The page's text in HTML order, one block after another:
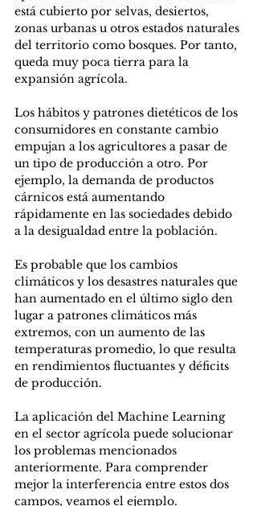
está cubierto por selvas, desiertos,
zonas urbanas u otros estados naturales
del territorio como bosques. Por tanto,
queda muy poca tierra para la
expansión agrícola.
Los hábitos y patrones dietéticos de los
consumidores en constante cambio
empujan a los agricultores a pasar de
un tipo de producción a otro. Por
ejemplo, la demanda de productos
cárnicos está aumentando
rápidamente en las sociedades debido
a la desigualdad entre la población.
Es probable que los cambios
climáticos y los desastres naturales que
han aumentado en el último siglo den
lugar a patrones climáticos más
extremos, con un aumento de las
temperaturas promedio, lo que resulta
en rendimientos fluctuantes y déficits
de producción.
La aplicación del Machine Learning
en el sector agrícola puede solucionar
los problemas mencionados
anteriormente. Para comprender
mejor la interferencia entre estos dos
campos, veamos el ejemplo.